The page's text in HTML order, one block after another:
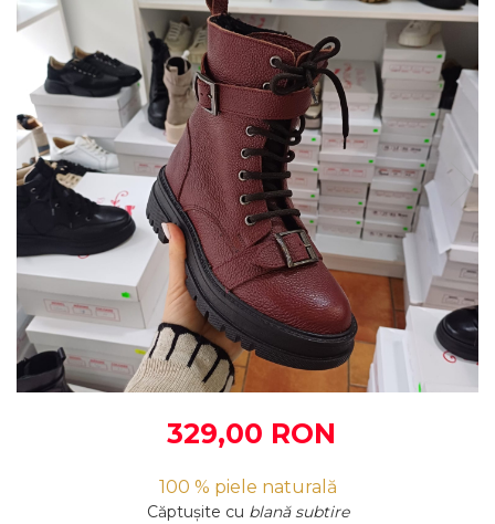
329,00 RON
100 % piele naturală
Căptușite cu blană subtire